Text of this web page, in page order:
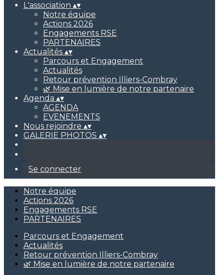
L'association ▴▾
Notre équipe
Actions 2026
Engagements RSE
PARTENAIRES
Actualités ▴▾
Parcours et Engagement
Actualités
Retour prévention Illiers-Combray
🌿 Mise en lumière de notre partenaire
Agenda ▴▾
AGENDA
EVENEMENTS
Nous rejoindre ▴▾
GALERIE PHOTOS ▴▾
Se connecter
Notre équipe
Actions 2026
Engagements RSE
PARTENAIRES
Parcours et Engagement
Actualités
Retour prévention Illiers-Combray
🌿 Mise en lumière de notre partenaire